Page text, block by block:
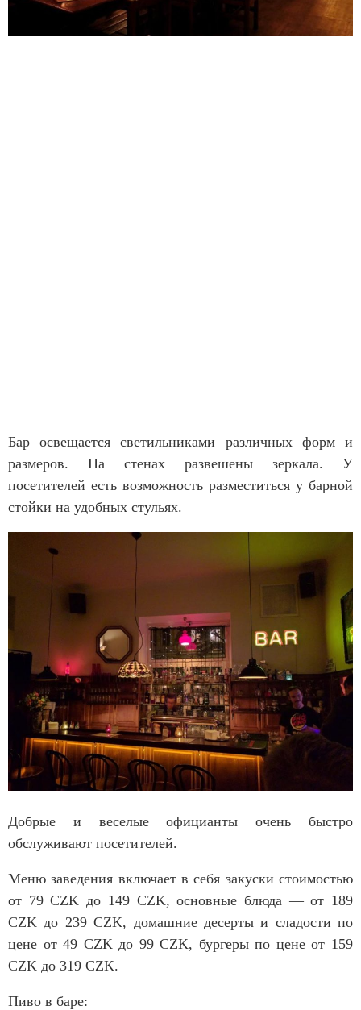
Бар освещается светильниками различных форм и
размеров. На стенах развешены зеркала. У
посетителей есть возможность разместиться у барной
стойки на удобных стульях.
Добрые и веселые официанты очень быстро
обслуживают посетителей.
Меню заведения включает в себя закуски стоимостью
от 79CZK до 149 CZK, основные блюда — от 189
CZK до 239CZK, домашние десерты и сладости по
цене от 49 CZK до 99CZK, бургеры по цене от 159
CZK до 319 CZK.
Пиво в баре: